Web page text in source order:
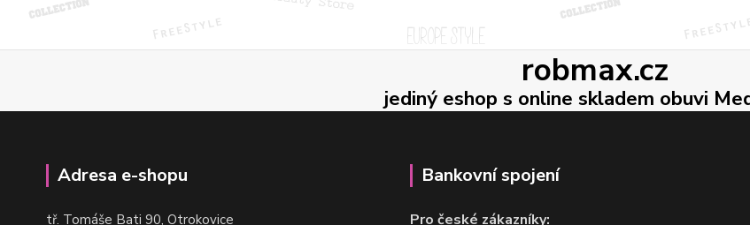
robmax.cz
jediný eshop s online skladem obuvi
Adresa e-shopu
tř. Tomáše Bati 90, Otrokovice
Bankovní spojení
Pro české zákazníky: